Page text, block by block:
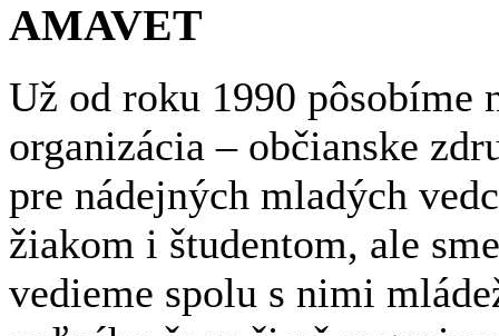
AMAVET
Už od roku 1990 pôsobíme
organizácia – občianske
pre nádejných mladých
žiakom i študentom, ale
vedieme spolu s nimi